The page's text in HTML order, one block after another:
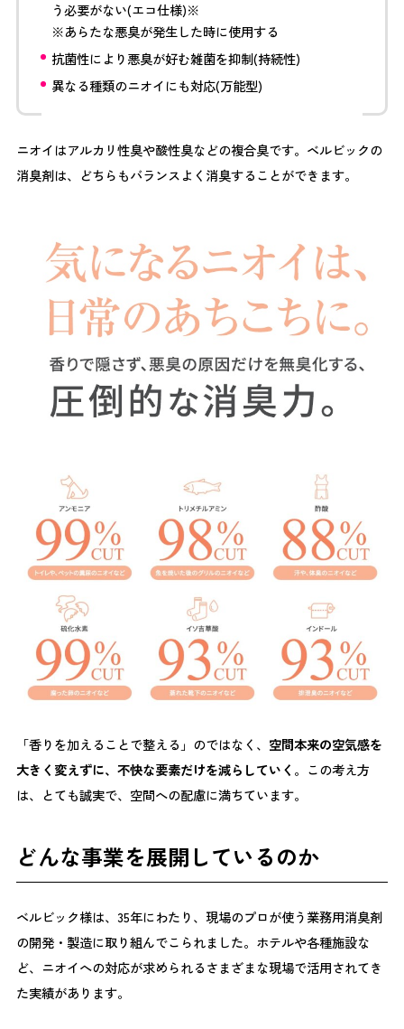
う必要がない(エコ仕様)※
※あらたな悪臭が発生した時に使用する
抗菌性により悪臭が好む雑菌を抑制(持続性)
異なる種類のニオイにも対応(万能型)
ニオイはアルカリ性臭や酸性臭などの複合臭です。ベルビックの
消臭剤は、どちらもバランスよく消臭することができます。
「香りを加えることで整える」のではなく、 空間本来の空気感を
大きく変えずに、不快な要素だけを減らしていく 。この考え方
は、とても誠実で、空間への配慮に満ちています。
どんな事業を展開しているのか
ベルビック様は、35年にわたり、現場のプロが使う業務用消臭剤
の開発・製造に取り組んでこられました。ホテルや各種施設な
ど、ニオイへの対応が求められるさまざまな現場で活用されてき
た実績があります。